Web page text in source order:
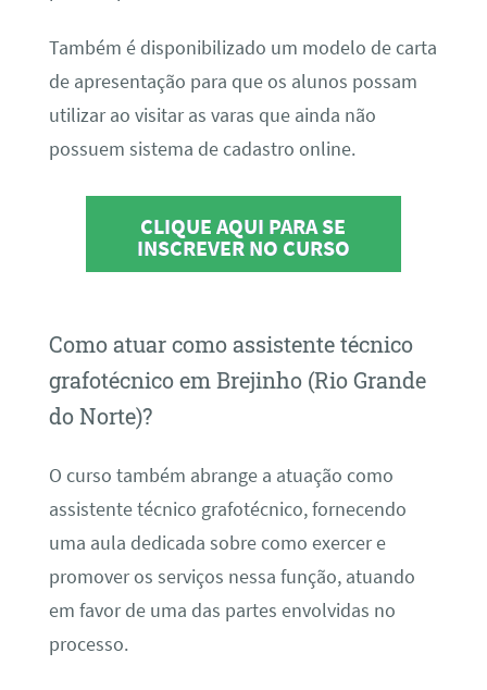
Também é disponibilizado um modelo de carta
de apresentação para que os alunos possam
utilizar ao visitar as varas que ainda não
possuem sistema de cadastro online.
CLIQUE AQUI PARA SE
INSCREVER NO CURSO
Como atuar como assistente técnico
grafotécnico em Brejinho (Rio Grande
do Norte)?
O curso também abrange a atuação como
assistente técnico grafotécnico, fornecendo
uma aula dedicada sobre como exercer e
promover os serviços nessa função, atuando
em favor de uma das partes envolvidas no
processo.